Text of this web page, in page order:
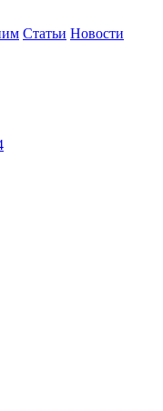
Статьи Новости